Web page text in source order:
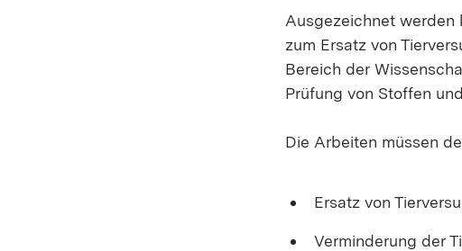
Ausgezeichnet werden
zum Ersatz von
Bereich der
Prüfung von Stoffen
Die Arbeiten müssen
Ersatz von
Verminderung der